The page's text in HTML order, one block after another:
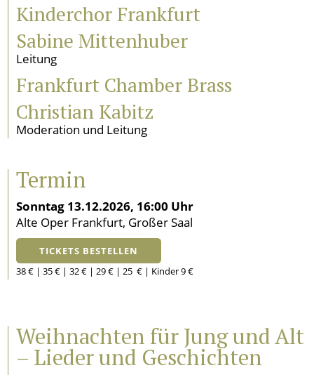
Weihnachten für Jung und Alt
– Lieder und Geschichten
Kinderchor Frankfurt
Sabine Mittenhuber
Leitung
Frankfurt Chamber Brass
Christian Kabitz
Moderation und Leitung
Termin
Sonntag 13.12.2026, 16:00 Uhr
Alte Oper Frankfurt, Großer Saal
TICKETS BESTELLEN
38 € | 35 € | 32 € | 29 € | 25 € | Kinder 9 €